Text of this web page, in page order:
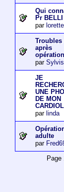
Qui
Pr
par
Troubles
après
par
JE
UNE
DE MON
par linda
adulte
par